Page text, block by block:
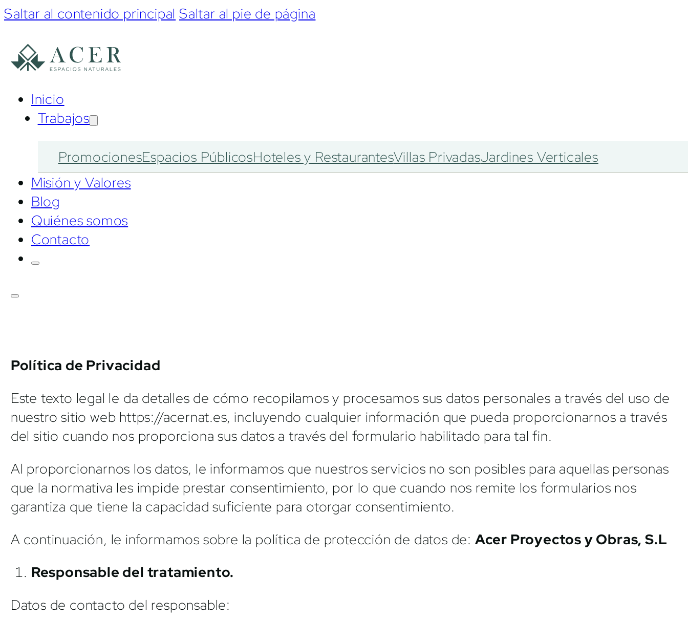
Saltar al contenido principal Saltar al pie de página
Inicio
Trabajos
PromocionesEspacios PúblicosHoteles y RestaurantesVillas PrivadasJardines Verticales
Misión y Valores
Blog
Quiénes somos
Contacto
Política de Privacidad
Este texto legal le da detalles de cómo recopilamos y procesamos sus datos personales a través del uso de
nuestro sitio web https://acernat.es, incluyendo cualquier información que pueda proporcionarnos a través
del sitio cuando nos proporciona sus datos a través del formulario habilitado para tal fin.
Al proporcionarnos los datos, le informamos que nuestros servicios no son posibles para aquellas personas
que la normativa les impide prestar consentimiento, por lo que cuando nos remite los formularios nos
garantiza que tiene la capacidad suficiente para otorgar consentimiento.
A continuación, le informamos sobre la política de protección de datos de: Acer Proyectos y Obras, S.L
Responsable del tratamiento.
Datos de contacto del responsable: